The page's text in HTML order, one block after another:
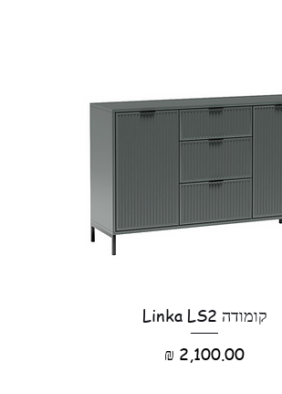
קומודה Linka LS2
מחיר